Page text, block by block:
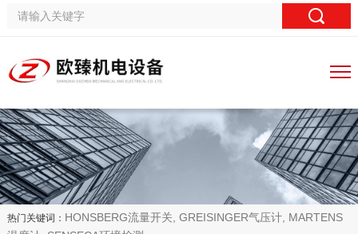
热门关键词： HONSBERG流量开关, GREISINGER气压计, MARTENS